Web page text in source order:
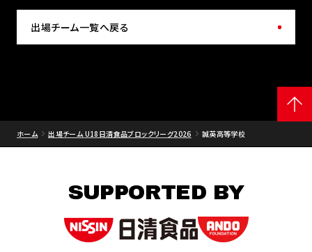
出場チーム一覧へ戻る
ホーム 出場チーム U18日清食品ブロックリーグ2026 誠英高等学校
SUPPORTED BY